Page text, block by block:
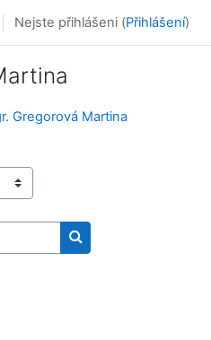
Nejste přihlášeni (Přihlášení)
Gregorová Martina
Vyhledat kurzy